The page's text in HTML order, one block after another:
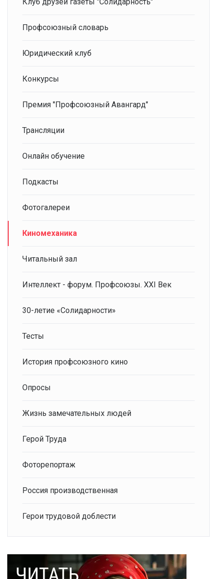
Профсоюзный словарь
Юридический клуб
Конкурсы
Премия "Профсоюзный Авангард"
Трансляции
Онлайн обучение
Подкасты
Фотогалереи
Киномеханика
Читальный зал
Интеллект - форум. Профсоюзы. XXI Век
30-летие «Солидарности»
Тесты
История профсоюзного кино
Опросы
Жизнь замечательных людей
Герой Труда
Фоторепортаж
Россия производственная
Герои трудовой доблести